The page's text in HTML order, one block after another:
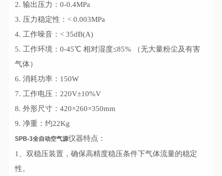
2. 输出压力：0-0.4MPa
3. 压力稳定性：< 0.003MPa
4. 工作噪音：< 35dB(A)
5. 工作环境：0-45℃ 相对湿度≤85% （无大量粉尘及有害
气体）
6. 消耗功率：150W
7. 工作电压：220V±10%V
8. 外形尺寸：420×260×350mm
9. 净重：约22Kg
SPB-3全自动空气源仪器特点：
1、双稳压装置，确保高精度稳压条件下气体流量的稳定
性。